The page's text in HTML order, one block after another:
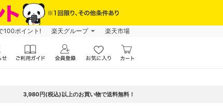
100ポイント! 楽天グループ 楽天市場
3,980円(税込)以上のお買い物で送料無料！